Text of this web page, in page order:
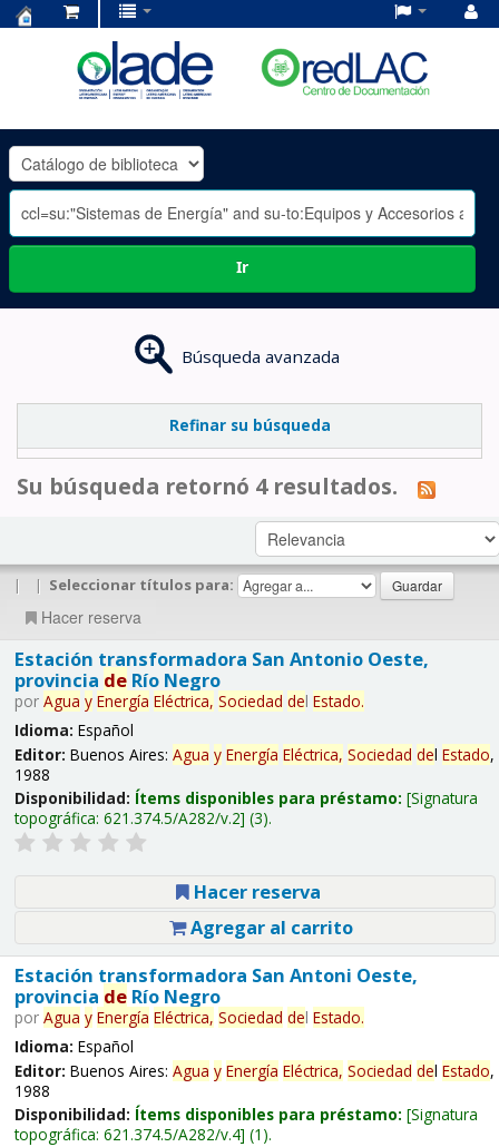
OLADE
-
Ir
Búsqueda avanzada
Refinar su búsqueda
Su búsqueda retornó 4 resultados.
| | Seleccionar títulos para:
Hacer reserva
Estación transformadora San Antonio Oeste,
provincia deRío Negro
por Agua y Energía Eléctrica, Sociedad del Estado.
Idioma: Español
Editor: Buenos Aires: Agua y Energía Eléctrica, Sociedad del Estado,
1988
Disponibilidad: Ítems disponibles para préstamo: Signatura
topográfica: 621.374.5/A282/v.2 (3).
Hacer reserva
Agregar al carrito
Estación transformadora San Antoni Oeste,
provincia deRío Negro
por Agua y Energía Eléctrica, Sociedad del Estado.
Idioma: Español
Editor: Buenos Aires: Agua y Energía Eléctrica, Sociedad del Estado,
1988
Disponibilidad: Ítems disponibles para préstamo: Signatura
topográfica: 621.374.5/A282/v.4 (1).